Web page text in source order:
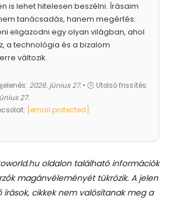
is lehet hitelesen beszélni. Írásaim
tanácsadás, hanem megértés:
eligazodni egy olyan világban, ahol
a technológia és a bizalom
változik.
2026. június 27. • 🕓 Utolsó frissítés:
27.
[email protected]
oldalon található információk
magánvéleményét tükrözik. A jelen
cikkek nem valósítanak meg a